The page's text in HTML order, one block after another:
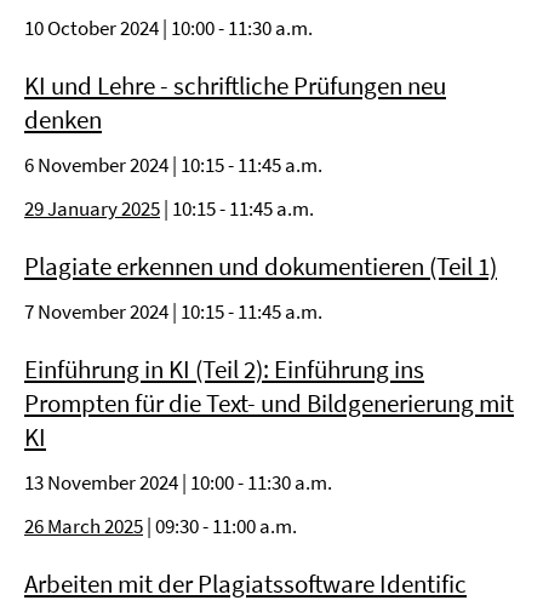
10 October 2024 | 10:00 - 11:30 a.m.
KI und Lehre - schriftliche Prüfungen neu
denken
6 November 2024 | 10:15 - 11:45 a.m.
29 January 2025| 10:15 - 11:45 a.m.
Plagiate erkennen und dokumentieren (Teil 1)
7 November 2024 | 10:15 - 11:45 a.m.
Einführung in KI (Teil 2): Einführung ins
Prompten für die Text- und Bildgenerierung mit
KI
13 November 2024 | 10:00 - 11:30 a.m.
26 March 2025| 09:30 - 11:00 a.m.
Arbeiten mit der Plagiatssoftware Identific